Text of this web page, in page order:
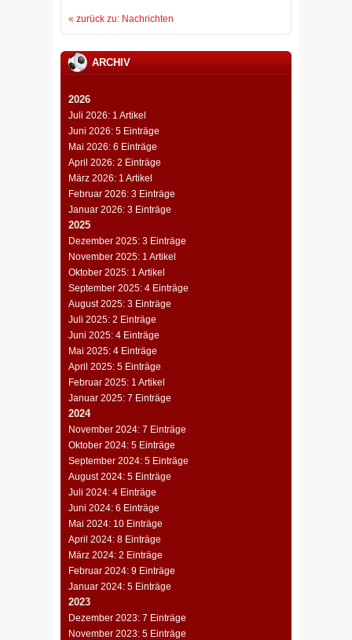
« zurück zu: Nachrichten
ARCHIV
2026
Juli 2026: 1 Artikel
Juni 2026: 5 Einträge
Mai 2026: 6 Einträge
April 2026: 2 Einträge
März 2026: 1 Artikel
Februar 2026: 3 Einträge
Januar 2026: 3 Einträge
2025
Dezember 2025: 3 Einträge
November 2025: 1 Artikel
Oktober 2025: 1 Artikel
September 2025: 4 Einträge
August 2025: 3 Einträge
Juli 2025: 2 Einträge
Juni 2025: 4 Einträge
Mai 2025: 4 Einträge
April 2025: 5 Einträge
Februar 2025: 1 Artikel
Januar 2025: 7 Einträge
2024
November 2024: 7 Einträge
Oktober 2024: 5 Einträge
September 2024: 5 Einträge
August 2024: 5 Einträge
Juli 2024: 4 Einträge
Juni 2024: 6 Einträge
Mai 2024: 10 Einträge
April 2024: 8 Einträge
März 2024: 2 Einträge
Februar 2024: 9 Einträge
Januar 2024: 5 Einträge
2023
Dezember 2023: 7 Einträge
November 2023: 5 Einträge